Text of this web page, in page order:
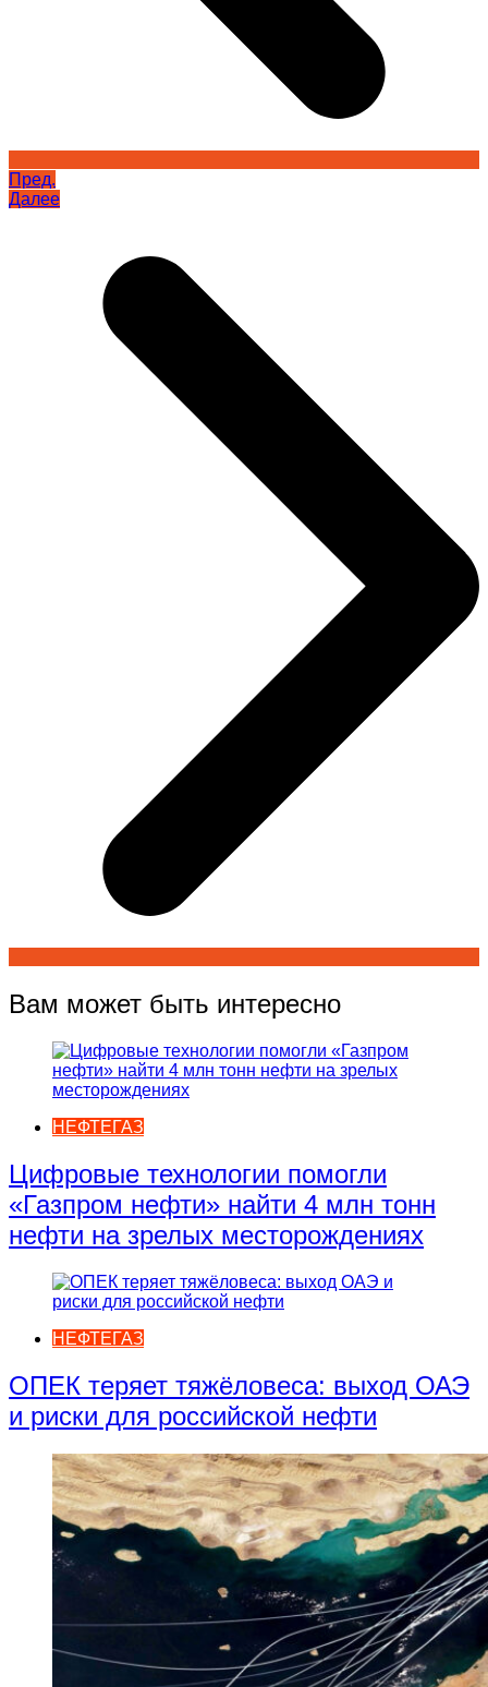
Пред.
Далее
Вам может быть интересно
НЕФТЕГАЗ
Цифровые технологии помогли
«Газпром нефти» найти 4 млн тонн
нефти на зрелых месторождениях
НЕФТЕГАЗ
ОПЕК теряет тяжёловеса: выход ОАЭ
и риски для российской нефти